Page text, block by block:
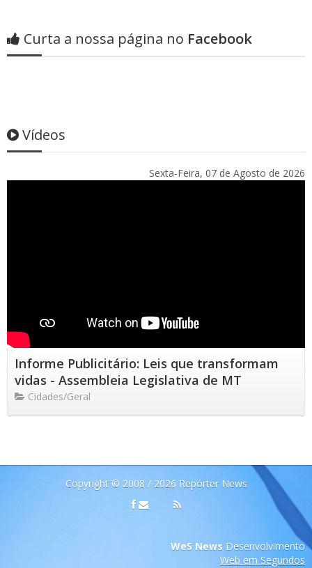
Curta a nossa página no Facebook
Vídeos
Sexta-Feira, 07 de Agosto de 2026
Informe Publicitário: Leis que transformam
vidas - Assembleia Legislativa de MT
Cidades/Geral
Copyright © 2008 / 2026 Repórter News
WeS News Desenvolvimento
Web em Segundos